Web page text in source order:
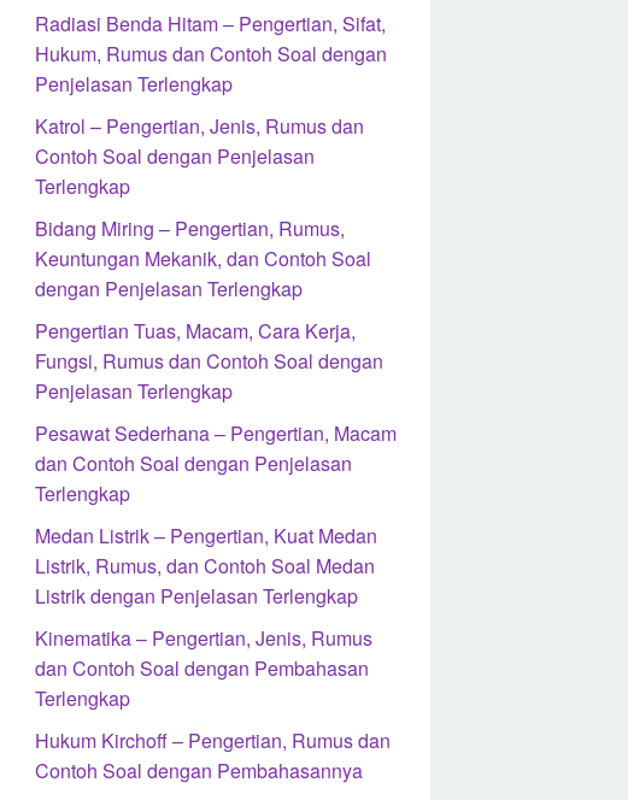
Radiasi Benda Hitam – Pengertian, Sifat,
Hukum, Rumus dan Contoh Soal dengan
Penjelasan Terlengkap
Katrol – Pengertian, Jenis, Rumus dan
Contoh Soal dengan Penjelasan
Terlengkap
Bidang Miring – Pengertian, Rumus,
Keuntungan Mekanik, dan Contoh Soal
dengan Penjelasan Terlengkap
Pengertian Tuas, Macam, Cara Kerja,
Fungsi, Rumus dan Contoh Soal dengan
Penjelasan Terlengkap
Pesawat Sederhana – Pengertian, Macam
dan Contoh Soal dengan Penjelasan
Terlengkap
Medan Listrik – Pengertian, Kuat Medan
Listrik, Rumus, dan Contoh Soal Medan
Listrik dengan Penjelasan Terlengkap
Kinematika – Pengertian, Jenis, Rumus
dan Contoh Soal dengan Pembahasan
Terlengkap
Hukum Kirchoff – Pengertian, Rumus dan
Contoh Soal dengan Pembahasannya